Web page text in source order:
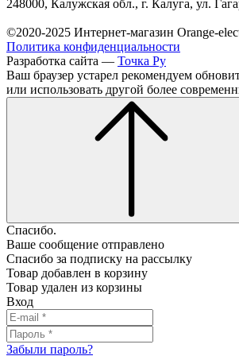
248000, Калужская обл., г. Калуга, ул.
©2020-2025 Интернет-магазин Orange-
Политика конфиденциальности
Разработка сайта — Точка Ру
Ваш браузер устарел рекомендуем
или использовать другой более
Спасибо.
Ваше сообщение отправлено
Спасибо за подписку на рассылку
Товар добавлен в корзину
Товар удален из корзины
Вход
Забыли пароль?